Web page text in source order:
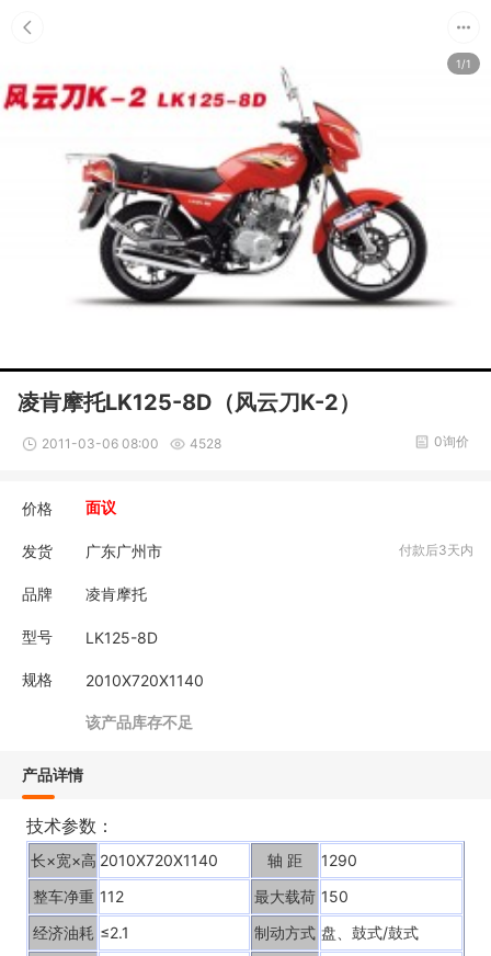
1/1
凌肯摩托LK125-8D（风云刀K-2）
2011-03-06 08:00 4528 0询价
价格 面议
发货 广东广州市 付款后3天内
品牌 凌肯摩托
型号 LK125-8D
规格 2010X720X1140
该产品库存不足
产品详情
技术参数：
长×宽×高 2010X720X1140 轴 距
1290
整车净重 112 最大载荷 150
经济油耗 ≤2.1 制动方式 盘、鼓式/鼓式